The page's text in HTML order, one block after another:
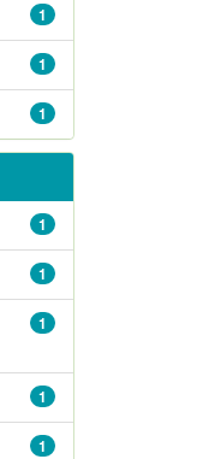
1
1
1
1
1
1
1
1